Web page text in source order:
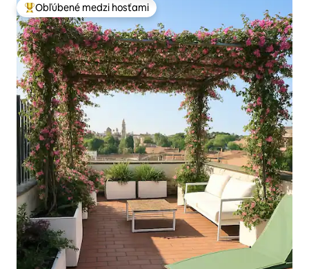
Najobľúbenejšie medzi hosťami
Obľúbené medzi hosťami